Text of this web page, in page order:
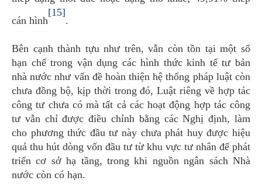
cán hình
[15]
.
Bên cạnh thành tựu như trên, vẫn còn tồn tại một số
hạn chế trong vận dụng các hình thức kinh tế tư bản
nhà nước như vấn đề hoàn thiện hệ thống pháp luật còn
chưa đồng bộ, kịp thời trong đó, Luật riêng về hợp tác
công tư chưa có mà tất cả các hoạt động hợp tác công
tư vẫn chỉ được điều chỉnh bằng các Nghị định, làm
cho phương thức đầu tư này chưa phát huy được hiệu
quả thu hút dòng vốn đầu tư từ khu vực tư nhân để phát
triển cơ sở hạ tầng, trong khi nguồn ngân sách Nhà
nước còn có hạn.